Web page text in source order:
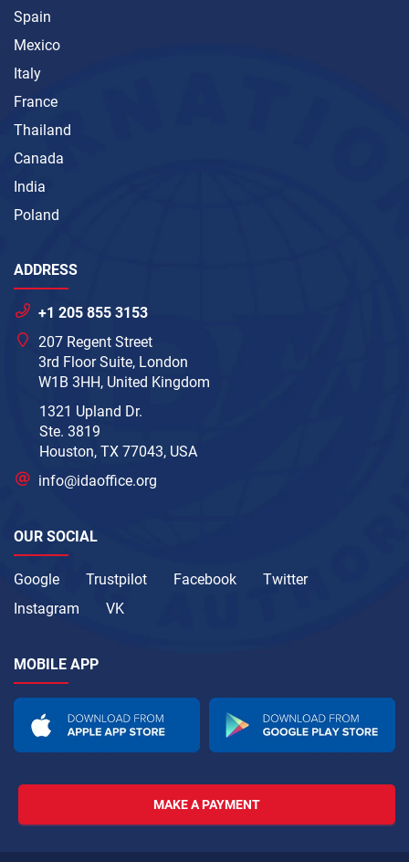
Spain
Mexico
Italy
France
Thailand
Canada
India
Poland
ADDRESS
+1 205 855 3153
207 Regent Street
3rd Floor Suite, London
W1B 3HH, United Kingdom
1321 Upland Dr.
Ste. 3819
Houston, TX 77043, USA
info@idaoffice.org
OUR SOCIAL
Google Trustpilot Facebook
Twitter
Instagram
VK
MOBILE APP
MAKE A PAYMENT